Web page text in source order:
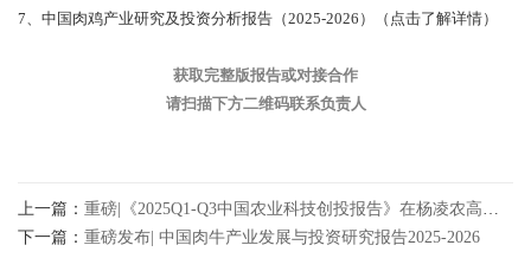
7、中国肉鸡产业研究及投资分析报告（2025-2026）（点击了解详情）
获取完整版报告或对接合作
请扫描下方二维码联系负责人
上一篇： 重磅|《2025Q1-Q3中国农业科技创投报告》在杨凌农高会发布
下一篇： 重磅发布| 中国肉牛产业发展与投资研究报告2025-2026